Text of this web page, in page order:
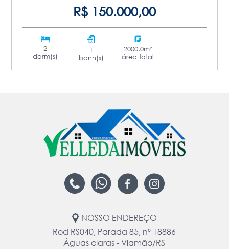
R$ 150.000,00
2
dorm(s)
1
banh(s)
2000.0m²
área total
NOSSO ENDEREÇO
Rod RS040, Parada 85, nº 18886
Águas claras - Viamão/RS